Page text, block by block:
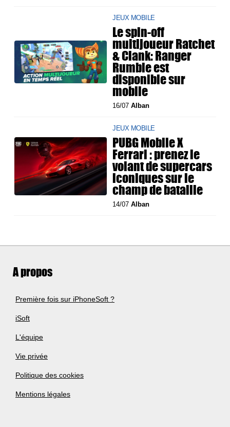
JEUX MOBILE
Le spin-off
multijoueur Ratchet
& Clank: Ranger
Rumble est
disponible sur
mobile
16/07Alban
JEUX MOBILE
PUBG Mobile X
Ferrari : prenez le
volant de supercars
iconiques sur le
champ de bataille
14/07Alban
A propos
Première fois sur iPhoneSoft ?
iSoft
L'équipe
Vie privée
Politique des cookies
Mentions légales